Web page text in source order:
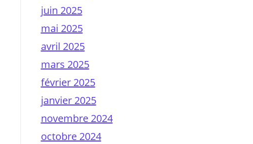
juin 2025
mai 2025
avril 2025
mars 2025
février 2025
janvier 2025
novembre 2024
octobre 2024